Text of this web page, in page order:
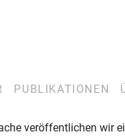
PUBLIKATIONEN
veröffentlichen wir